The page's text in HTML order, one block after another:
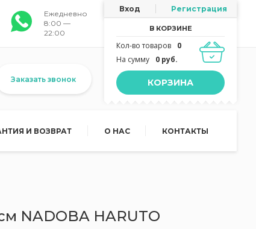
Ежедневно
8:00 —
22:00
Вход Регистрация
В КОРЗИНЕ
Кол-во товаров
0
На сумму
0 руб.
КОРЗИНА
Заказать звонок
И ВОЗВРАТ О НАС КОНТАКТЫ
NADOBA HARUTO